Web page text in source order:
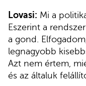
Lovasi: Mi a
Eszerint a
a gond.
legnagyobb
Azt nem értem,
és az általuk